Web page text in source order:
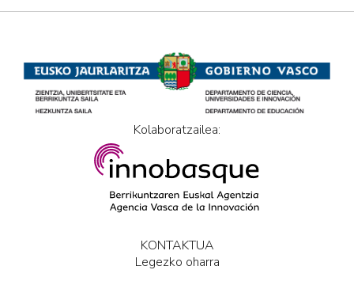
Kolaboratzailea:
KONTAKTUA
Legezko oharra